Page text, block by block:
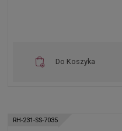
Do Koszyka
RH-231-SS-7035